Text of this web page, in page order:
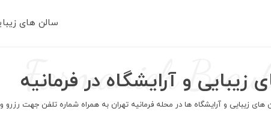
Main
سالن های
Farmanieh
و آرایشگاه در فرمانیه
های زیبایی و آرایشگاه ها در محله فرمانیه تهران به همراه شماره تلفن جهت